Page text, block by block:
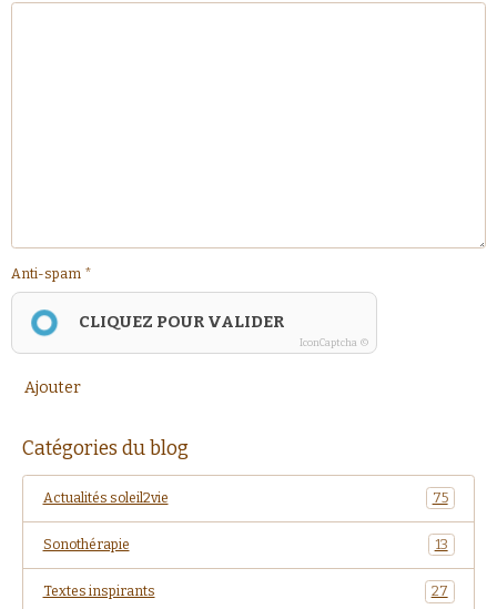
Anti-spam
CLIQUEZ POUR VALIDER
IconCaptcha ©
Ajouter
Catégories du blog
Actualités soleil2vie 75
Sonothérapie 13
Textes inspirants 27